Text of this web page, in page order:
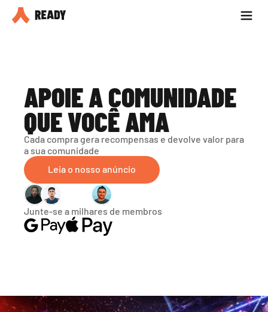
Seja parceiro
APOIE A COMUNIDADE
QUE VOCÊ AMA
Cada compra gera recompensas e devolve valor para
a sua comunidade
Leia o nosso anúncio
Junte-se a milhares de membros